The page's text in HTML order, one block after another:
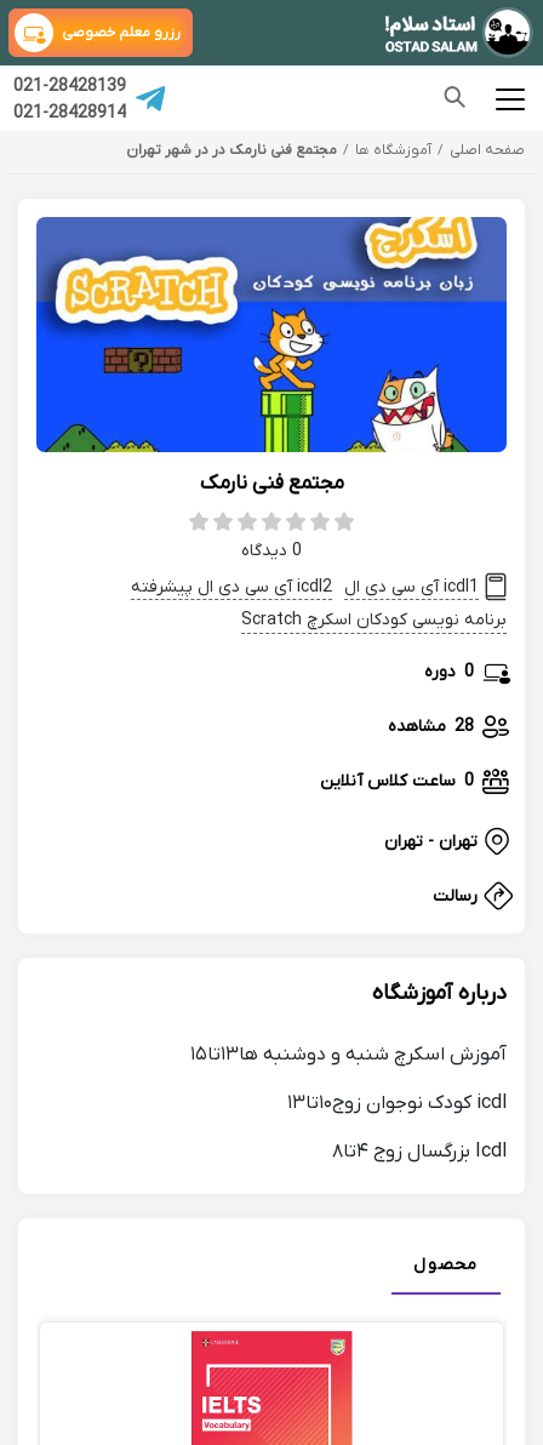
رزرو معلم خصوصی
021-28428139
021-28428914
صفحه اصلی آموزشگاه ها مجتمع فنی نارمک در در شهر تهران
مجتمع فنی نارمک
0 دیدگاه
icdl1 آی سی دی ال
icdl2 آی سی دی ال پیشرفته
برنامه نویسی کودکان اسکرچ Scratch
0 دوره
28 مشاهده
0 ساعت کلاس آنلاین
تهران - تهران
رسالت
درباره آموزشگاه
آموزش اسکرچ شنبه و دوشنبه ها۱۳تا۱۵
icdl کودک نوجوان زوج۱۰تا۱۳
Icdl بزرگسال زوج ۴تا۸
محصول